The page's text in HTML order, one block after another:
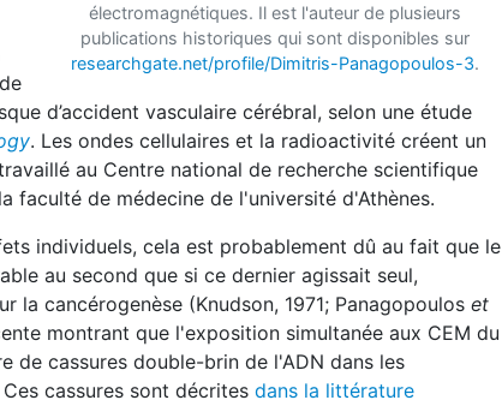
électromagnétiques. Il est l'auteur de plusieurs
publications historiques qui sont disponibles sur
researchgate.net/profile/Dimitris-Panagopoulos-3.
d’accident vasculaire cérébral, selon une étude
. Les ondes cellulaires et la radioactivité créent un
au Centre national de recherche scientifique
faculté de médecine de l'université d'Athènes.
individuels, cela est probablement dû au fait que le
au second que si ce dernier agissait seul,
cancérogenèse (Knudson, 1971; Panagopoulos et
montrant que l'exposition simultanée aux CEM du
de cassures double-brin de l'ADN dans les
cassures sont décrites dans la littérature